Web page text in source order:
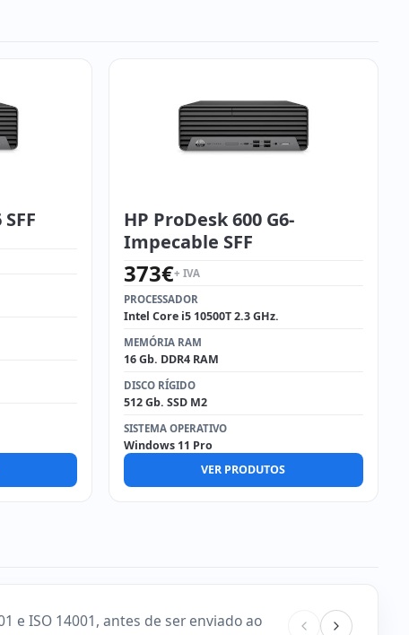
HP ProDesk 600 G6-
Impecable SFF
373€+ IVA
PROCESSADOR
Intel Core i5 10500T 2.3 GHz.
MEMÓRIA RAM
16 Gb. DDR4 RAM
DISCO RÍGIDO
512 Gb. SSD M2
SISTEMA OPERATIVO
Windows 11 Pro
VER PRODUTOS
e ISO 14001, antes de ser enviado ao